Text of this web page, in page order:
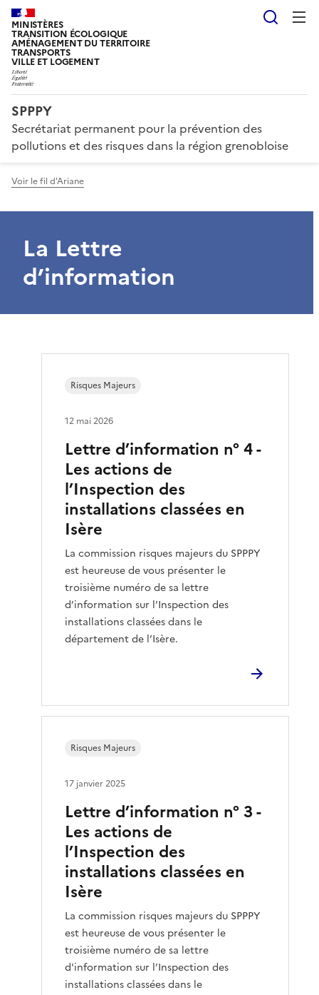
MINISTÈRES
TRANSITION ÉCOLOGIQUE
AMÉNAGEMENT DU TERRITOIRE
TRANSPORTS
VILLE ET LOGEMENT
SPPPY
Secrétariat permanent pour la prévention des
pollutions et des risques dans la région grenobloise
Voir le fil d'Ariane
La Lettre
d’information
Lettre d’information n° 4 -
Les actions de
l’Inspection des
installations classées en
Isère
La commission risques majeurs du SPPPY
est heureuse de vous présenter le
troisième numéro de sa lettre
d’information sur l’Inspection des
installations classées dans le
département de l’Isère.
Risques Majeurs
12 mai 2026
Lettre d’information n° 3 -
Les actions de
l’Inspection des
installations classées en
Isère
La commission risques majeurs du SPPPY
est heureuse de vous présenter le
troisième numéro de sa lettre
d'information sur l’Inspection des
installations classées dans le
Risques Majeurs
17 janvier 2025